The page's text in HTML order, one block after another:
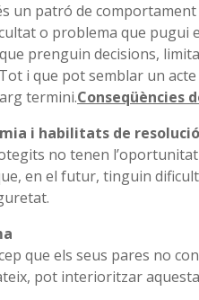
un patró de
o problema que pugui
prenguin decisions,
i que pot semblar un
termini.Conseqüències
i habilitats de
no tenen
en el futur, tinguin
que els seus pares no
pot interioritzar